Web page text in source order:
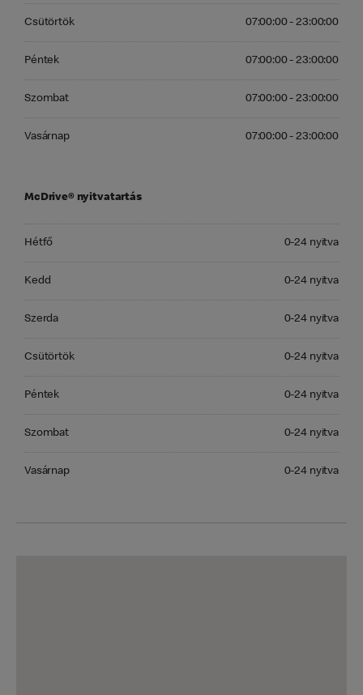
Csütörtök 07:00:00 - 23:00:00
Péntek 07:00:00 - 23:00:00
Szombat 07:00:00 - 23:00:00
Vasárnap 07:00:00 - 23:00:00
McDrive® nyitvatartás
Hétfő 0-24 nyitva
Kedd 0-24 nyitva
Szerda 0-24 nyitva
Csütörtök 0-24 nyitva
Péntek 0-24 nyitva
Szombat 0-24 nyitva
Vasárnap 0-24 nyitva